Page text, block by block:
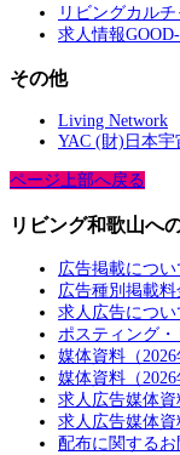
リビングカル
求人情報
その他
Living Network
YAC (財)日本宇
ページ上部へ戻る
リビング和歌山へ
広告掲載につい
広告種別掲載
求人広告につい
ポスティング
媒体資料（2026
媒体資料（2026
求人広告媒体資
求人広告媒体資
配布に関する